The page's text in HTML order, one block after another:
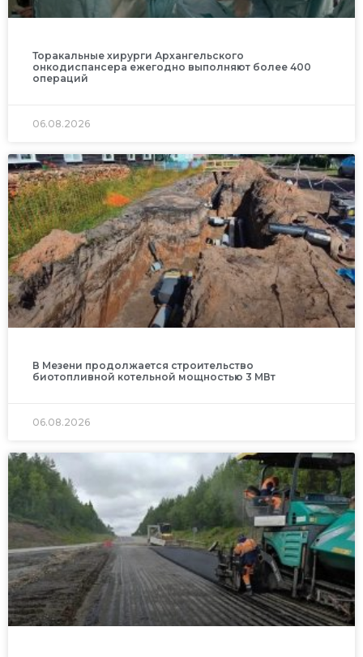
Торакальные хирурги Архангельского
онкодиспансера ежегодно выполняют более 400
операций
06.08.2026
В Мезени продолжается строительство
биотопливной котельной мощностью 3 МВт
06.08.2026